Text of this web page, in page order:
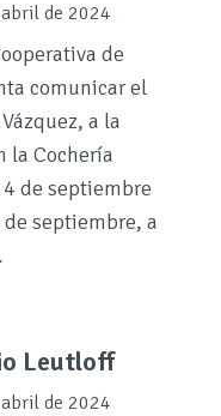
de 2024
de
comunicar el
a la
la Cochería
de septiembre
septiembre, a
Leutloff
de 2024